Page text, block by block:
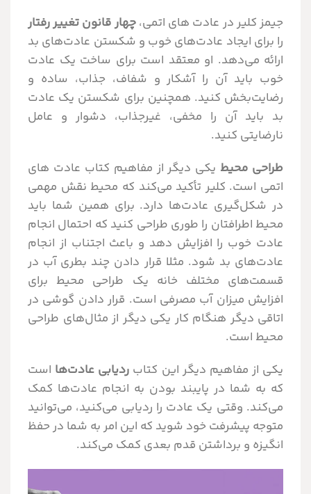
جیمز کلیر در عادت های اتمی،چهار قانون تغییر رفتار
را برای ایجاد عادت‌های خوب و شکستن عادت‌های بد
ارائه می‌دهد. او معتقد است برای ساخت یک عادت
خوب باید آن را آشکار و شفاف، جذاب، ساده و
رضایت‌بخش کنید. همچنین برای شکستن یک عادت
بد باید آن را مخفی، غیرجذاب، دشوار و عامل
نارضایتی کنید.
طراحی محیط یکی دیگر از مفاهیم کتاب عادت های
اتمی است. کلیر تأکید می‌کند که محیط نقش مهمی
در شکل‌گیری عادت‌ها دارد. برای همین شما باید
محیط اطرافتان را طوری طراحی کنید که احتمال انجام
عادت خوب را افزایش دهد و باعث اجتناب از انجام
عادت‌های بد شود. مثلا قرار دادن چند بطری آب در
قسمت‌های مختلف خانه یک طراحی محیط برای
افزایش میزان آب مصرفی است. قرار دادن گوشی در
اتاقی دیگر هنگام کار یکی دیگر از مثال‌های طراحی
محیط است.
یکی از مفاهیم دیگر این کتاب ردیابی عادت‌ها است
که به شما در پایبند بودن به انجام عادت‌ها کمک
می‌کند. وقتی یک عادت را ردیابی می‌کنید، می‌توانید
متوجه پیشرفت خود شوید که این امر به شما در حفظ
انگیزه و برداشتن قدم بعدی کمک می‌کند.